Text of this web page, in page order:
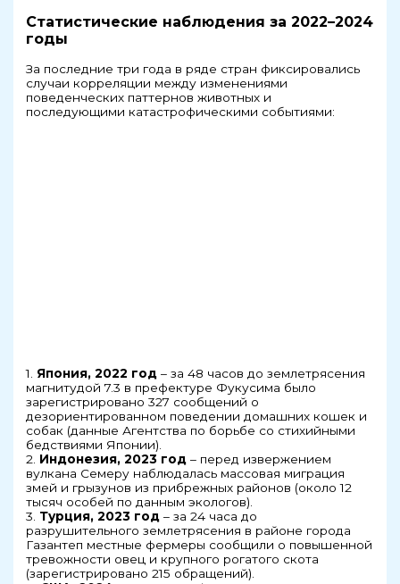
Статистические наблюдения за 2022–2024
годы
За последние три года в ряде стран фиксировались
случаи корреляции между изменениями
поведенческих паттернов животных и
последующими катастрофическими событиями:
1. Япония, 2022 год – за 48 часов до землетрясения
магнитудой 7.3 в префектуре Фукусима было
зарегистрировано 327 сообщений о
дезориентированном поведении домашних кошек и
собак (данные Агентства по борьбе со стихийными
бедствиями Японии).
2. Индонезия, 2023 год – перед извержением
вулкана Семеру наблюдалась массовая миграция
змей и грызунов из прибрежных районов (около 12
тысяч особей по данным экологов).
3. Турция, 2023 год – за 24 часа до
разрушительного землетрясения в районе города
Газантеп местные фермеры сообщили о повышенной
тревожности овец и крупного рогатого скота
(зарегистрировано 215 обращений).